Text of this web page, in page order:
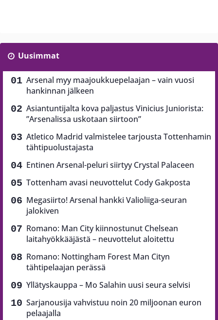
Uusimmat
Arsenal myy maajoukkuepelaajan – vain vuosi
hankinnan jälkeen
Asiantuntijalta kova paljastus Vinicius Juniorista:
”Arsenalissa uskotaan siirtoon”
Atletico Madrid valmistelee tarjousta Tottenhamin
tähtipuolustajasta
Entinen Arsenal-peluri siirtyy Crystal Palaceen
Tottenham avasi neuvottelut Cody Gakposta
Megasiirto! Arsenal hankki Valioliiga-seuran
jalokiven
Romano: Man City kiinnostunut Chelsean
laitahyökkääjästä – neuvottelut aloitettu
Romano: Nottingham Forest Man Cityn
tähtipelaajan perässä
Yllätyskauppa – Mo Salahin uusi seura selvisi
Sarjanousija vahvistuu noin 20 miljoonan euron
pelaajalla